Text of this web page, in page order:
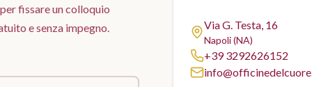
fissare un colloquio
e senza impegno.
Via G. Testa, 16
Napoli (NA)
+39 3292626152